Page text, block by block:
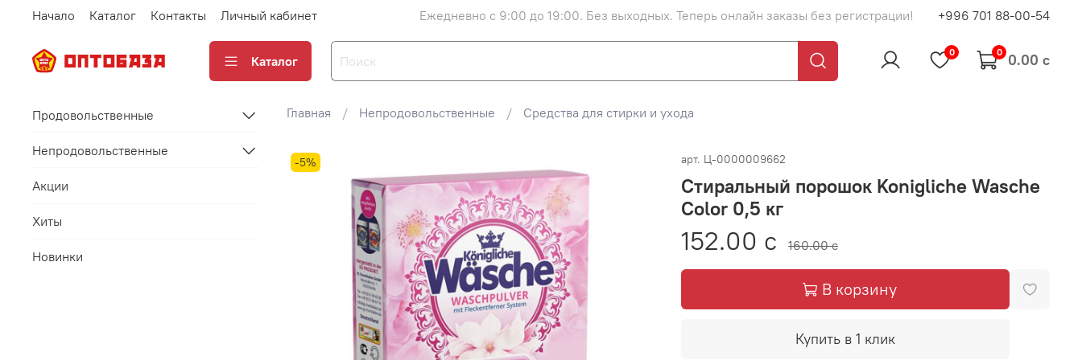
Начало Каталог Контакты Личный кабинет Ежедневно с 9:00 до 19:00. Без выходных. Теперь онлайн заказы без регистрации! +996 701 88-00-54
Каталог
0 0 0.00 с
Главная Непродовольственные Средства для стирки и ухода
-5% арт. Ц-0000009662
Стиральный порошок Konigliche Wasche
Color 0,5 кг
152.00 с 160.00 с
В корзину
Купить в 1 клик
Продовольственные
Непродовольственные
Акции
Хиты
Новинки